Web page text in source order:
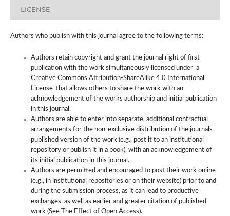
LICENSE
Authors who publish with this journal agree to the following terms:
Authors retain copyright and grant the journal right of first
publication with the work simultaneously licensed under a
Creative Commons Attribution-ShareAlike 4.0 International
License that allows others to share the work with an
acknowledgement of the works authorship and initial publication
in this journal.
Authors are able to enter into separate, additional contractual
arrangements for the non-exclusive distribution of the journals
published version of the work (e.g., post it to an institutional
repository or publish it in a book), with an acknowledgement of
its initial publication in this journal.
Authors are permitted and encouraged to post their work online
(e.g., in institutional repositories or on their website) prior to and
during the submission process, as it can lead to productive
exchanges, as well as earlier and greater citation of published
work (See The Effect of Open Access).